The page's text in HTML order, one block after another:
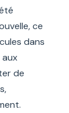
ce
dans
de